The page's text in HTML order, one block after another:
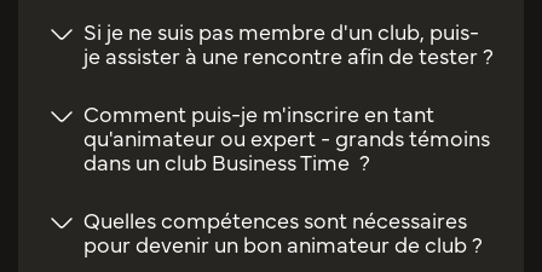
Si je ne suis pas membre d'un club, puis-
je assister à une rencontre afin de tester ?
Comment puis-je m'inscrire en tant
qu'animateur ou expert - grands témoins
dans un club Business Time ?
Quelles compétences sont nécessaires
pour devenir un bon animateur de club ?